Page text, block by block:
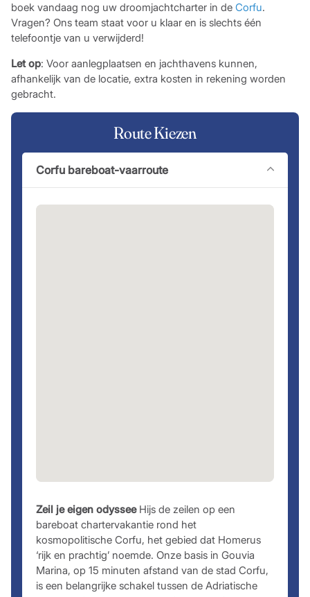
boek vandaag nog uw droomjachtcharter in de Corfu.
Vragen? Ons team staat voor u klaar en is slechts één
telefoontje van u verwijderd!
Let op: Voor aanlegplaatsen en jachthavens kunnen,
afhankelijk van de locatie, extra kosten in rekening worden
gebracht.
Route Kiezen
Corfu bareboat-vaarroute
Zeil je eigen odysseeHijs de zeilen op een
bareboat chartervakantie rond het
kosmopolitische Corfu, het gebied dat Homerus
‘rijk en prachtig’ noemde. Onze basis in Gouvia
Marina, op 15 minuten afstand van de stad Corfu,
is een belangrijke schakel tussen de Adriatische